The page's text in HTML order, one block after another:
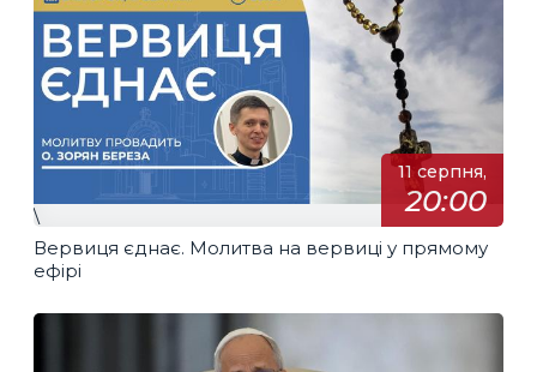
11 серпня,
20:00
\
Вервиця єднає. Молитва на вервиці у прямому
ефірі